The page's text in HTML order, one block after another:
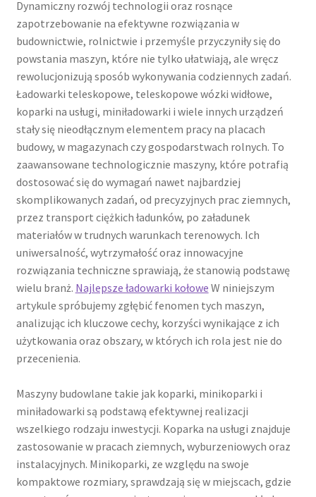
Dynamiczny rozwój technologii oraz rosnące
zapotrzebowanie na efektywne rozwiązania w
budownictwie, rolnictwie i przemyśle przyczyniły się do
powstania maszyn, które nie tylko ułatwiają, ale wręcz
rewolucjonizują sposób wykonywania codziennych zadań.
Ładowarki teleskopowe, teleskopowe wózki widłowe,
koparki na usługi, miniładowarki i wiele innych urządzeń
stały się nieodłącznym elementem pracy na placach
budowy, w magazynach czy gospodarstwach rolnych. To
zaawansowane technologicznie maszyny, które potrafią
dostosować się do wymagań nawet najbardziej
skomplikowanych zadań, od precyzyjnych prac ziemnych,
przez transport ciężkich ładunków, po załadunek
materiałów w trudnych warunkach terenowych. Ich
uniwersalność, wytrzymałość oraz innowacyjne
rozwiązania techniczne sprawiają, że stanowią podstawę
wielu branż. Najlepsze ładowarki kołowe W niniejszym
artykule spróbujemy zgłębić fenomen tych maszyn,
analizując ich kluczowe cechy, korzyści wynikające z ich
użytkowania oraz obszary, w których ich rola jest nie do
przecenienia.
Maszyny budowlane takie jak koparki, minikoparki i
miniładowarki są podstawą efektywnej realizacji
wszelkiego rodzaju inwestycji. Koparka na usługi znajduje
zastosowanie w pracach ziemnych, wyburzeniowych oraz
instalacyjnych. Minikoparki, ze względu na swoje
kompaktowe rozmiary, sprawdzają się w miejscach, gdzie